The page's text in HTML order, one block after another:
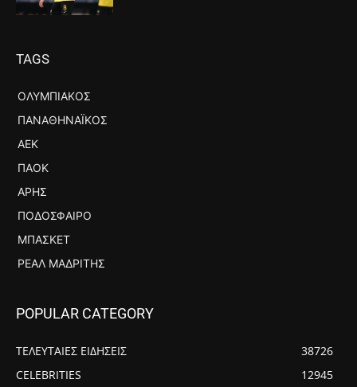
TAGS
ΟΛΥΜΠΙΑΚΌΣ
ΠΑΝΑΘΗΝΑΪΚΌΣ
ΑΕΚ
ΠΑΟΚ
ΆΡΗΣ
ΠΟΔΌΣΦΑΙΡΟ
ΜΠΆΣΚΕΤ
ΡΕΆΛ ΜΑΔΡΊΤΗΣ
POPULAR CATEGORY
ΤΕΛΕΥΤΑΙΕΣ ΕΙΔΗΣΕΙΣ
38726
CELEBRITIES
12945